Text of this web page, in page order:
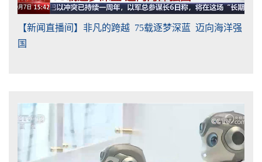
【新闻直播间】非凡的跨越 75载逐梦深蓝 迈向海洋强
国